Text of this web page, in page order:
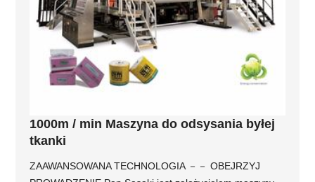
1000m / min Maszyna do odsysania byłej
tkanki
ZAAWANSOWANA TECHNOLOGIA －－ OBEJRZYJ